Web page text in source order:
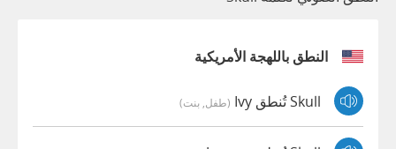
النطق باللهجة الأمريكية
Skull تُنطق Ivy (طفل, بنت)